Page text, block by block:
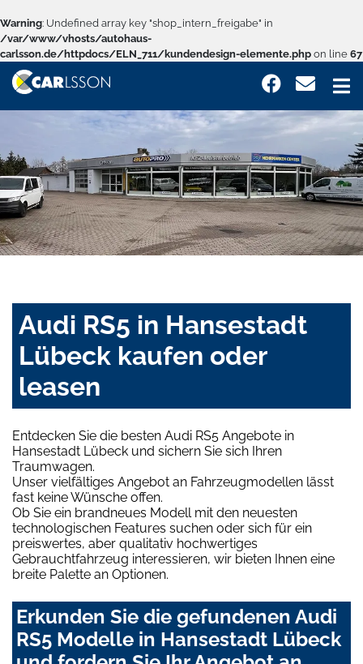
Warning: Undefined array key "shop_intern_freigabe" in
/var/www/vhosts/autohaus-
carlsson.de/httpdocs/ELN_711/kundendesign-elemente.php on line 67
Audi RS5 in Hansestadt
Lübeck kaufen oder
leasen
Entdecken Sie die besten Audi RS5 Angebote in
Hansestadt Lübeck und sichern Sie sich Ihren
Traumwagen.
Unser vielfältiges Angebot an Fahrzeugmodellen lässt
fast keine Wünsche offen.
Ob Sie ein brandneues Modell mit den neuesten
technologischen Features suchen oder sich für ein
preiswertes, aber qualitativ hochwertiges
Gebrauchtfahrzeug interessieren, wir bieten Ihnen eine
breite Palette an Optionen.
Erkunden Sie die gefundenen Audi
RS5 Modelle in Hansestadt Lübeck